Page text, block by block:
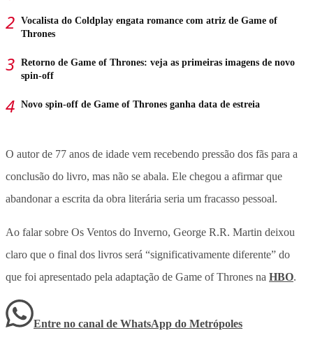
Vocalista do Coldplay engata romance com atriz de Game of
Thrones
Retorno de Game of Thrones: veja as primeiras imagens de novo
spin-off
Novo spin-off de Game of Thrones ganha data de estreia
O autor de 77 anos de idade vem recebendo pressão dos fãs para a
conclusão do livro, mas não se abala. Ele chegou a afirmar que
abandonar a escrita da obra literária seria um fracasso pessoal.
Ao falar sobre Os Ventos do Inverno, George R.R. Martin deixou
claro que o final dos livros será “significativamente diferente” do
que foi apresentado pela adaptação de Game of Thrones na HBO.
Entre no canal de WhatsApp do Metrópoles